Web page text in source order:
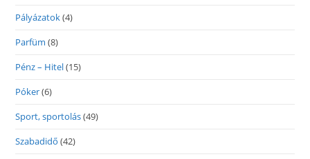
Pályázatok(4)
Parfüm (8)
Pénz – Hitel(15)
Póker(6)
Sport, sportolás(49)
Szabadidő (42)